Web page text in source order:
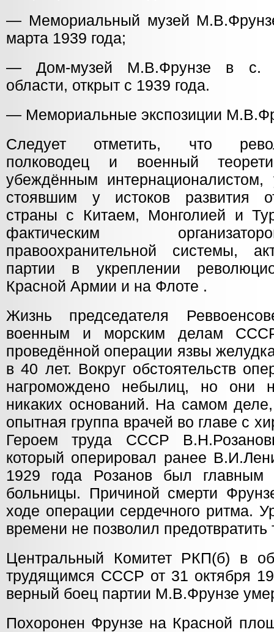
— Мемориальный музей
марта 1939 года;
— Дом-музей М.В.Фрунзе в с.
области, открыт с 1939 года.
— Мемориальные экспозиции
Следует отметить, что
полководец и военный
убеждённым
стоявшим у истоков развития
страны с Китаем, Монголией и
фактическим
правоохранительной системы,
партии в укреплении
Красной Армии и на Флоте .
Жизнь председателя
военным и морским делам
проведённой операции язвы
в 40 лет. Вокруг обстоятельств
нагромождено небылиц, но они
никаких оснований. На самом
опытная группа врачей во главе с
Героем труда СССР
который оперировал ранее
1929 года Розанов был главным
больницы. Причиной смерти
ходе операции сердечного ритма.
времени не позволил предотвратить
Центральный Комитет РКП(б) в
трудящимся СССР от 31 октября
верный боец партии М.В.Фрунзе
Похоронен Фрунзе на Красной